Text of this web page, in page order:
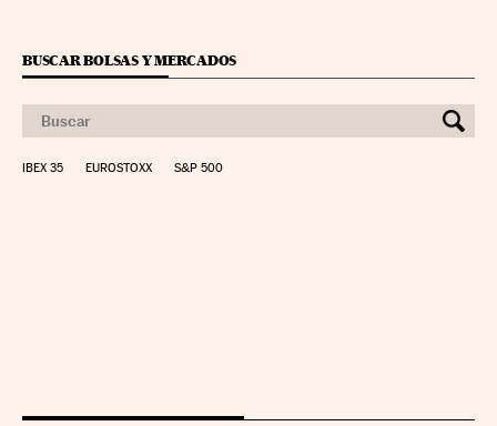
BUSCAR BOLSAS Y MERCADOS
IBEX 35 EUROSTOXX S&P 500